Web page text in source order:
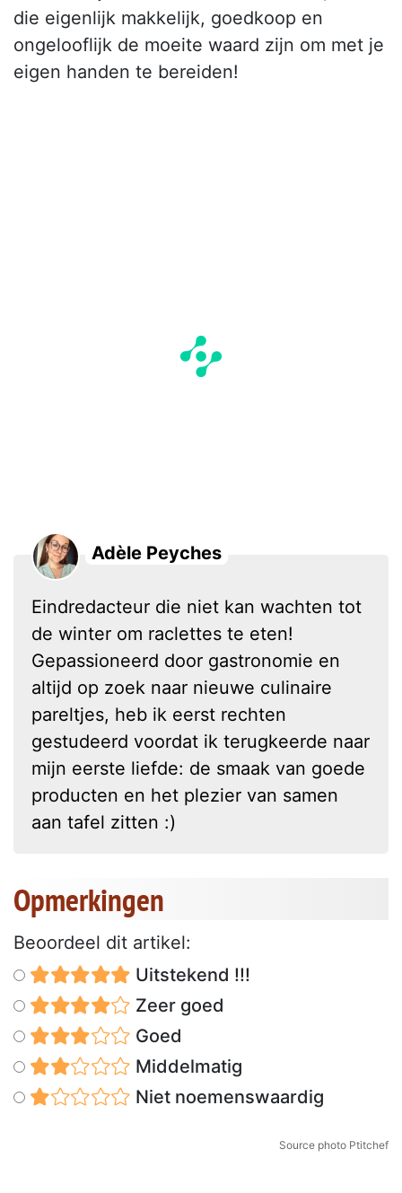
die eigenlijk makkelijk, goedkoop en
ongelooflijk de moeite waard zijn om met je
eigen handen te bereiden!
Adèle Peyches
Eindredacteur die niet kan wachten tot
de winter om raclettes te eten!
Gepassioneerd door gastronomie en
altijd op zoek naar nieuwe culinaire
pareltjes, heb ik eerst rechten
gestudeerd voordat ik terugkeerde naar
mijn eerste liefde: de smaak van goede
producten en het plezier van samen
aan tafel zitten :)
Opmerkingen
Beoordeel dit artikel:
Uitstekend !!!
Zeer goed
Goed
Middelmatig
Niet noemenswaardig
Source photo Ptitchef